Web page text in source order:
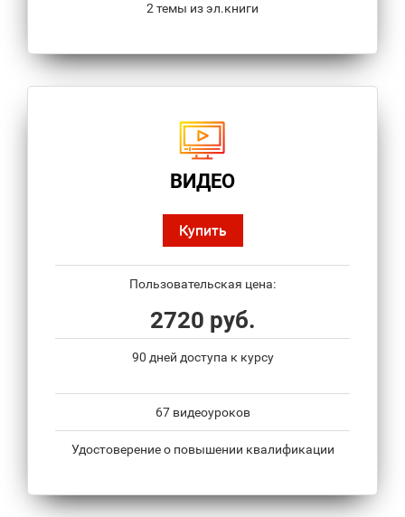
2 темы из эл.книги
ВИДЕО
Купить
Пользовательская цена:
2720 руб.
90 дней доступа к курсу
67 видеоуроков
Удостоверение о повышении квалификации